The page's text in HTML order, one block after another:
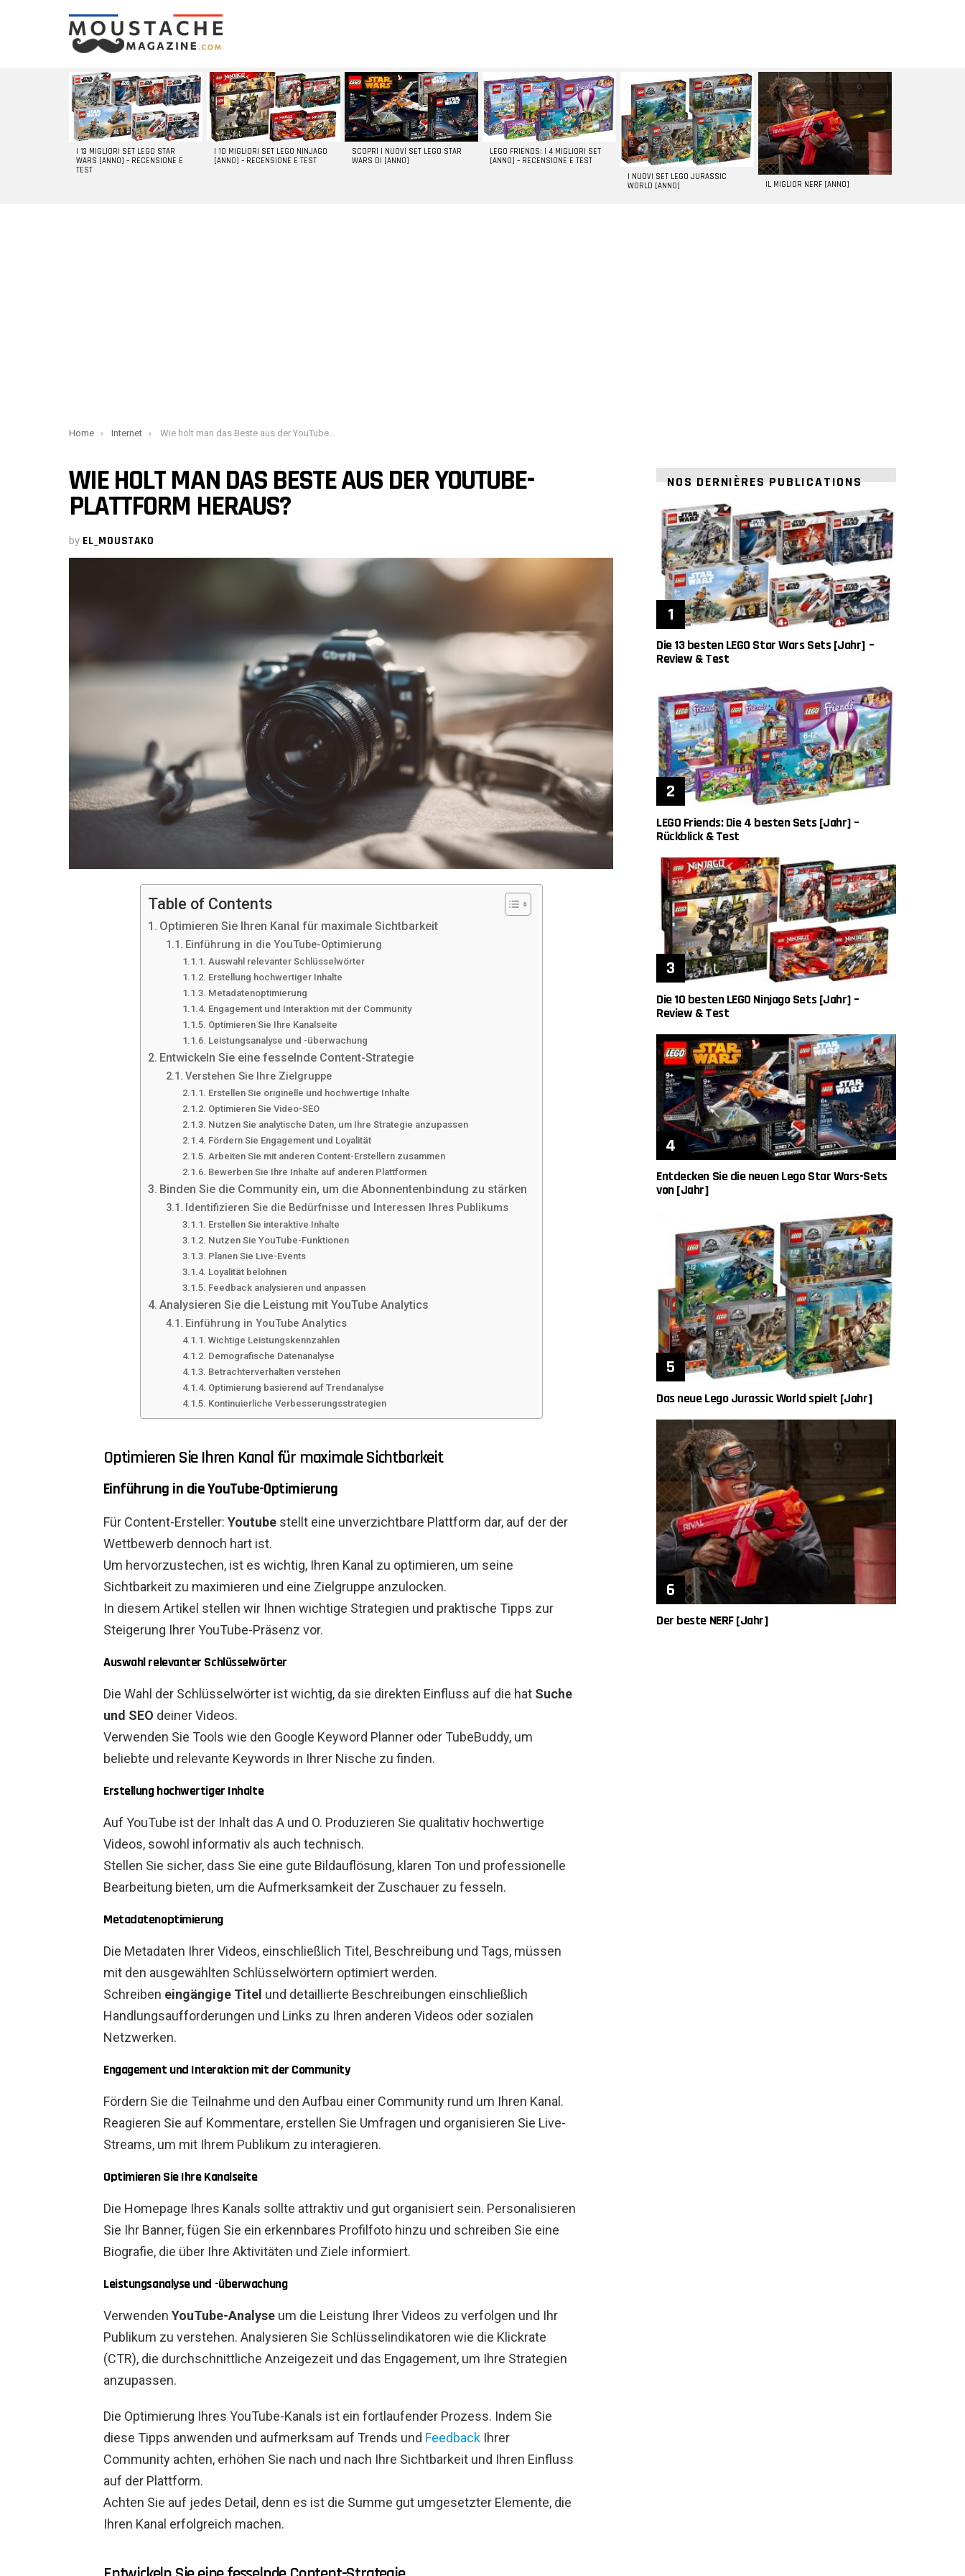
LATEST
STORIES
I 13 MIGLIORI SET LEGO STAR
WARS [ANNO] – RECENSIONE E
TEST
I 10 MIGLIORI SET LEGO NINJAGO
[ANNO] – RECENSIONE E TEST
SCOPRI I NUOVI SET LEGO STAR
WARS DI [ANNO]
LEGO FRIENDS: I 4 MIGLIORI SET
[ANNO] – RECENSIONE E TEST
I NUOVI SET LEGO JURASSIC
WORLD [ANNO]
IL MIGLIOR NERF [ANNO]
You are here:
Home Internet Wie holt man das Beste aus der YouTube-Plattform heraus?
WIE HOLT MAN DAS BESTE AUS DER YOUTUBE-
PLATTFORM HERAUS?
by EL_MOUSTAKO
Table of Contents
Optimieren Sie Ihren Kanal für maximale Sichtbarkeit
Einführung in die YouTube-Optimierung
Auswahl relevanter Schlüsselwörter
Erstellung hochwertiger Inhalte
Metadatenoptimierung
Engagement und Interaktion mit der Community
Optimieren Sie Ihre Kanalseite
Leistungsanalyse und -überwachung
Entwickeln Sie eine fesselnde Content-Strategie
Verstehen Sie Ihre Zielgruppe
Erstellen Sie originelle und hochwertige Inhalte
Optimieren Sie Video-SEO
Nutzen Sie analytische Daten, um Ihre Strategie anzupassen
Fördern Sie Engagement und Loyalität
Arbeiten Sie mit anderen Content-Erstellern zusammen
Bewerben Sie Ihre Inhalte auf anderen Plattformen
Binden Sie die Community ein, um die Abonnentenbindung zu stärken
Identifizieren Sie die Bedürfnisse und Interessen Ihres Publikums
Erstellen Sie interaktive Inhalte
Nutzen Sie YouTube-Funktionen
Planen Sie Live-Events
Loyalität belohnen
Feedback analysieren und anpassen
Analysieren Sie die Leistung mit YouTube Analytics
Einführung in YouTube Analytics
Wichtige Leistungskennzahlen
Demografische Datenanalyse
Betrachterverhalten verstehen
Optimierung basierend auf Trendanalyse
Kontinuierliche Verbesserungsstrategien
Optimieren Sie Ihren Kanal für maximale Sichtbarkeit
Einführung in die YouTube-Optimierung
Für Content-Ersteller: Youtube stellt eine unverzichtbare Plattform dar, auf der der
Wettbewerb dennoch hart ist.
Um hervorzustechen, ist es wichtig, Ihren Kanal zu optimieren, um seine
Sichtbarkeit zu maximieren und eine Zielgruppe anzulocken.
In diesem Artikel stellen wir Ihnen wichtige Strategien und praktische Tipps zur
Steigerung Ihrer YouTube-Präsenz vor.
Auswahl relevanter Schlüsselwörter
Die Wahl der Schlüsselwörter ist wichtig, da sie direkten Einfluss auf die hat Suche
und SEO deiner Videos.
Verwenden Sie Tools wie den Google Keyword Planner oder TubeBuddy, um
beliebte und relevante Keywords in Ihrer Nische zu finden.
Erstellung hochwertiger Inhalte
Auf YouTube ist der Inhalt das A und O. Produzieren Sie qualitativ hochwertige
Videos, sowohl informativ als auch technisch.
Stellen Sie sicher, dass Sie eine gute Bildauflösung, klaren Ton und professionelle
Bearbeitung bieten, um die Aufmerksamkeit der Zuschauer zu fesseln.
Metadatenoptimierung
Die Metadaten Ihrer Videos, einschließlich Titel, Beschreibung und Tags, müssen
mit den ausgewählten Schlüsselwörtern optimiert werden.
Schreiben eingängige Titel und detaillierte Beschreibungen einschließlich
Handlungsaufforderungen und Links zu Ihren anderen Videos oder sozialen
Netzwerken.
Engagement und Interaktion mit der Community
Fördern Sie die Teilnahme und den Aufbau einer Community rund um Ihren Kanal.
Reagieren Sie auf Kommentare, erstellen Sie Umfragen und organisieren Sie Live-
Streams, um mit Ihrem Publikum zu interagieren.
Optimieren Sie Ihre Kanalseite
Die Homepage Ihres Kanals sollte attraktiv und gut organisiert sein. Personalisieren
Sie Ihr Banner, fügen Sie ein erkennbares Profilfoto hinzu und schreiben Sie eine
Biografie, die über Ihre Aktivitäten und Ziele informiert.
Leistungsanalyse und -überwachung
Verwenden YouTube-Analyse um die Leistung Ihrer Videos zu verfolgen und Ihr
Publikum zu verstehen. Analysieren Sie Schlüsselindikatoren wie die Klickrate
(CTR), die durchschnittliche Anzeigezeit und das Engagement, um Ihre Strategien
anzupassen.
Die Optimierung Ihres YouTube-Kanals ist ein fortlaufender Prozess. Indem Sie
diese Tipps anwenden und aufmerksam auf Trends und Feedback Ihrer
Community achten, erhöhen Sie nach und nach Ihre Sichtbarkeit und Ihren Einfluss
auf der Plattform.
Achten Sie auf jedes Detail, denn es ist die Summe gut umgesetzter Elemente, die
Ihren Kanal erfolgreich machen.
NOS DERNIÈRES PUBLICATIONS
Die 13 besten LEGO Star Wars Sets [Jahr] –
Review & Test
LEGO Friends: Die 4 besten Sets [Jahr] –
Rückblick & Test
Die 10 besten LEGO Ninjago Sets [Jahr] –
Review & Test
Entdecken Sie die neuen Lego Star Wars-Sets
von [Jahr]
Das neue Lego Jurassic World spielt [Jahr]
Der beste NERF [Jahr]